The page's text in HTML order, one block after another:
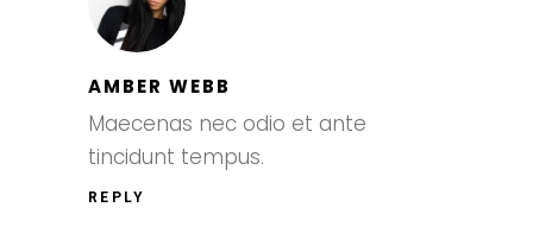
AMBER WEBB
Maecenas nec odio et ante
tincidunt tempus.
REPLY